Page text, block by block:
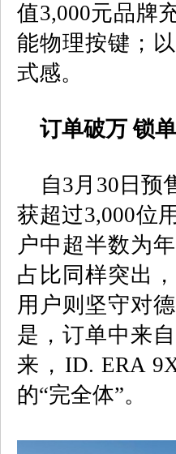
值3,000元品牌
能物理按键；
式感。
订单破万 锁单
自3月 30 日预
获超过3,000位
户中超半数为
占比同样突出
用户则坚守对
是，订单中来
来， ID. ERA
的“完全体”。